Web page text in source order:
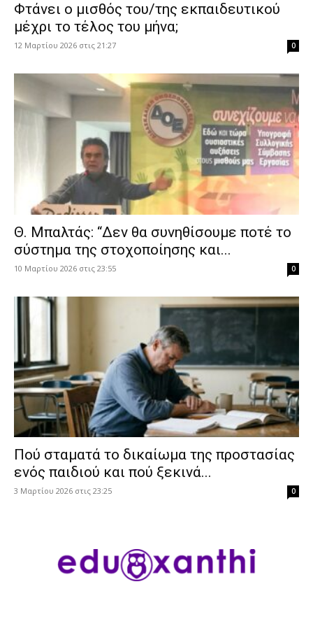
Φτάνει ο μισθός του/της εκπαιδευτικού
μέχρι το τέλος του μήνα;
12 Μαρτίου 2026 στις 21:27 0
Θ. Μπαλτάς: “Δεν θα συνηθίσουμε ποτέ το
σύστημα της στοχοποίησης και...
10 Μαρτίου 2026 στις 23:55 0
Πού σταματά το δικαίωμα της προστασίας
ενός παιδιού και πού ξεκινά...
3 Μαρτίου 2026 στις 23:25 0